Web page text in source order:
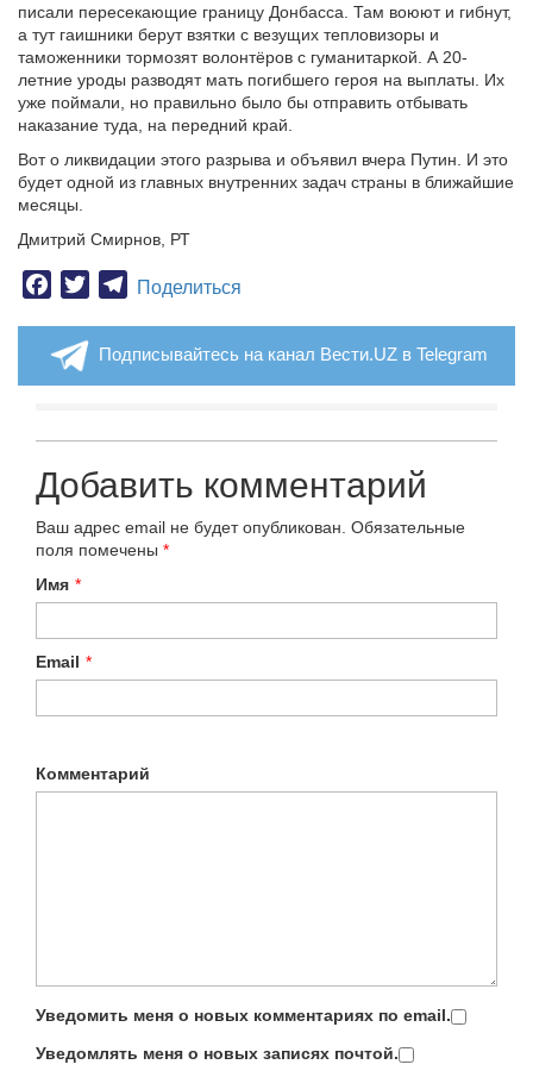
писали пересекающие границу Донбасса. Там воюют и гибнут,
а тут гаишники берут взятки с везущих тепловизоры и
таможенники тормозят волонтёров с гуманитаркой. А 20-
летние уроды разводят мать погибшего героя на выплаты. Их
уже поймали, но правильно было бы отправить отбывать
наказание туда, на передний край.
Вот о ликвидации этого разрыва и объявил вчера Путин. И это
будет одной из главных внутренних задач страны в ближайшие
месяцы.
Дмитрий Смирнов, РТ
Facebook
TwitterTelegram
Поделиться
Подписывайтесь на канал Вести.UZ в Telegram
Добавить комментарий
Ваш адрес email не будет опубликован. Обязательные
поля помечены *
Имя *
Email *
Комментарий
Уведомить меня о новых комментариях по email.
Уведомлять меня о новых записях почтой.